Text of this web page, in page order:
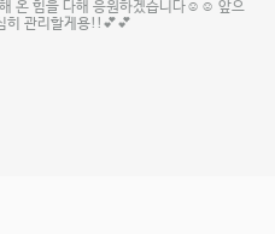
온 힘을 다해 응원하겠습니다☺️☺️ 앞으
히 관리할게용!!💕💕